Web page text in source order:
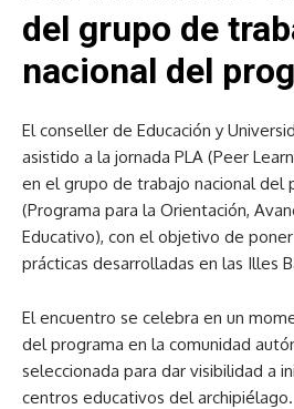
del grupo de
nacional del
El conseller de Educación y
asistido a la jornada PLA (Peer
en el grupo de trabajo nacional del
(Programa para la Orientación,
Educativo), con el objetivo de
prácticas desarrolladas en las Illes
El encuentro se celebra en un
del programa en la comunidad
seleccionada para dar visibilidad a
centros educativos del archipiélago.